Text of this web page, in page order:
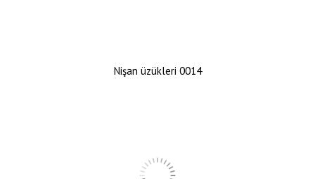
Nişan üzükleri 0014